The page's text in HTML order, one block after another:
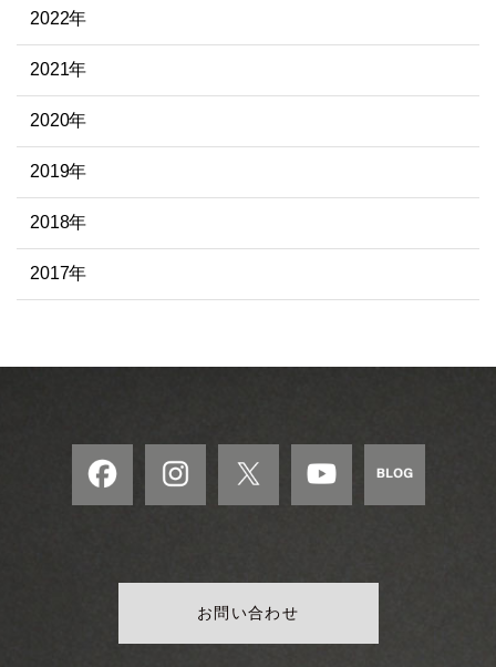
2022年
2021年
2020年
2019年
2018年
2017年
お問い合わせ